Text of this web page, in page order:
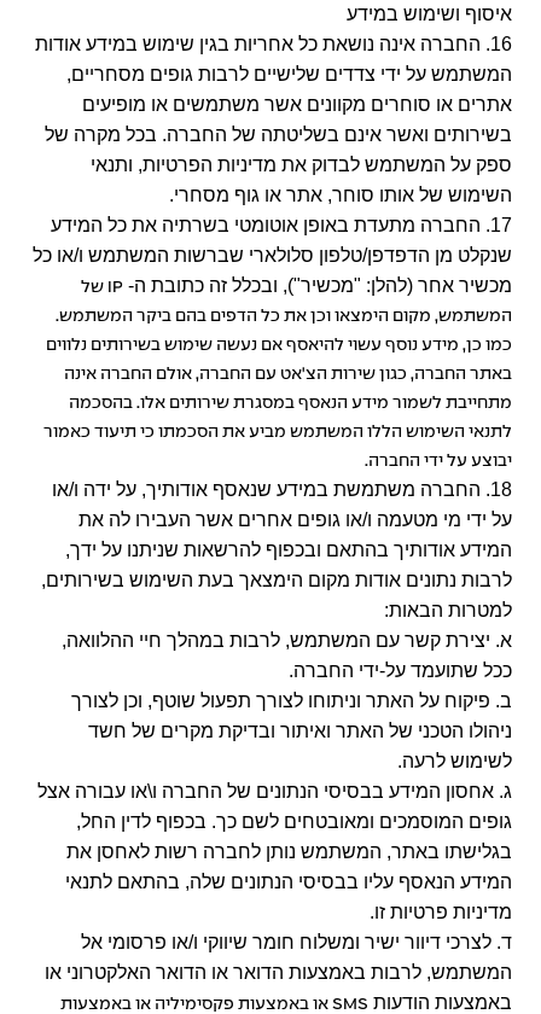
איסוף ושימוש במידע
16. החברה אינה נושאת כל אחריות בגין שימוש במידע אודות
המשתמש על ידי צדדים שלישיים לרבות גופים מסחריים,
אתרים או סוחרים מקוונים אשר משתמשים או מופיעים
בשירותים ואשר אינם בשליטתה של החברה. בכל מקרה של
ספק על המשתמש לבדוק את מדיניות הפרטיות, ותנאי
השימוש של אותו סוחר, אתר או גוף מסחרי.
17. החברה מתעדת באופן אוטומטי בשרתיה את כל המידע
שנקלט מן הדפדפן/טלפון סלולארי שברשות המשתמש ו/או כל
מכשיר אחר (להלן: "מכשיר"), ובכלל זה כתובת ה- IP
של
המשתמש, מקום הימצאו וכן את כל הדפים בהם ביקר המשתמש.
כמו כן, מידע נוסף עשוי להיאסף אם נעשה שימוש בשירותים נלווים
באתר החברה, כגון שירות הצ'אט עם החברה, אולם החברה אינה
מתחייבת לשמור מידע הנאסף במסגרת שירותים אלו. בהסכמה
לתנאי השימוש הללו המשתמש מביע את הסכמתו כי תיעוד כאמור
יבוצע על ידי החברה.
18. החברה משתמשת במידע שנאסף אודותיך, על ידה ו/או
על ידי מי מטעמה ו/או גופים אחרים אשר העבירו לה את
המידע אודותיך בהתאם ובכפוף להרשאות שניתנו על ידך,
לרבות נתונים אודות מקום הימצאך בעת השימוש בשירותים,
למטרות הבאות:
א. יצירת קשר עם המשתמש, לרבות במהלך חיי ההלוואה,
ככל שתועמד על-ידי החברה.
ב. פיקוח על האתר וניתוחו לצורך תפעול שוטף, וכן לצורך
ניהולו הטכני של האתר ואיתור ובדיקת מקרים של חשד
לשימוש לרעה.
ג. אחסון המידע בבסיסי הנתונים של החברה ו\או עבורה אצל
גופים המוסמכים ומאובטחים לשם כך. בכפוף לדין החל,
בגלישתו באתר, המשתמש נותן לחברה רשות לאחסן את
המידע הנאסף עליו בבסיסי הנתונים שלה, בהתאם לתנאי
מדיניות פרטיות זו.
ד. לצרכי דיוור ישיר ומשלוח חומר שיווקי ו/או פרסומי אל
המשתמש, לרבות באמצעות הדואר או הדואר האלקטרוני או
באמצעות הודעות SMS או באמצעות פקסימיליה או באמצעות